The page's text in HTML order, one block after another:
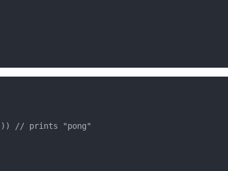
// prints "pong"